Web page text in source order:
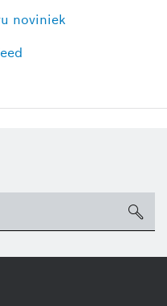
noviniek